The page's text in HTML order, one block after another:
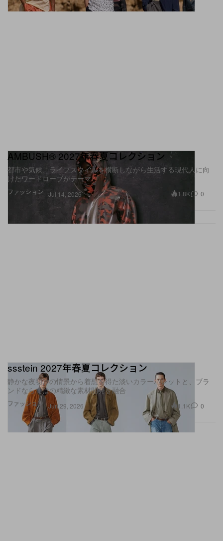
ファッション
AMBUSH® 2027年春夏コレクション
都市や気候、ライフスタイルを横断しながら生活する現代人に向
けたワードローブがテーマ
Jul 14, 2026 1.8K 0
ファッション
ssstein 2027年春夏コレクション
静かな夜明けの情景から着想を得た淡いカラーパレットと、ブラ
ンドならではの精緻な素材開発を融合
Jun 29, 2026 1.1K 0